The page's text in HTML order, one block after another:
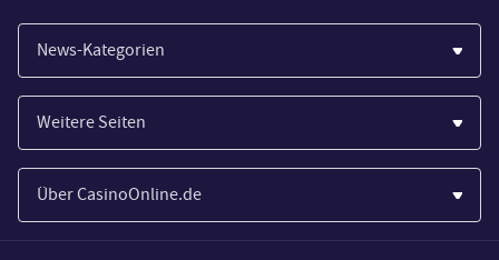
News-Kategorien
Casinos
Wirtschaft
Spiele
Weitere Seiten
Paypal Casinos
Novoline Casinos
Über CasinoOnline.de